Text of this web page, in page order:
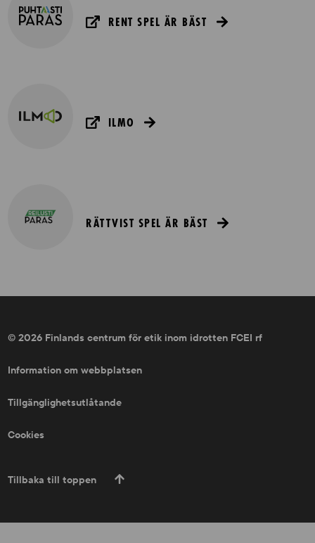
RENT SPEL ÄR BÄST
ILMO
RÄTTVIST SPEL ÄR BÄST
© 2026 Finlands centrum för etik inom idrotten FCEI rf
Information om webbplatsen
Tillgänglighetsutlåtande
Cookies
Tillbaka till toppen